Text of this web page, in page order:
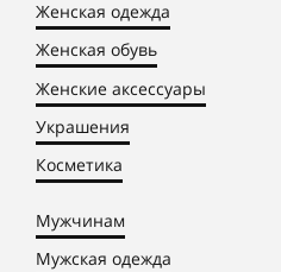
Женская одежда
Женская обувь
Женские аксессуары
Украшения
Косметика
Мужчинам
Мужская одежда